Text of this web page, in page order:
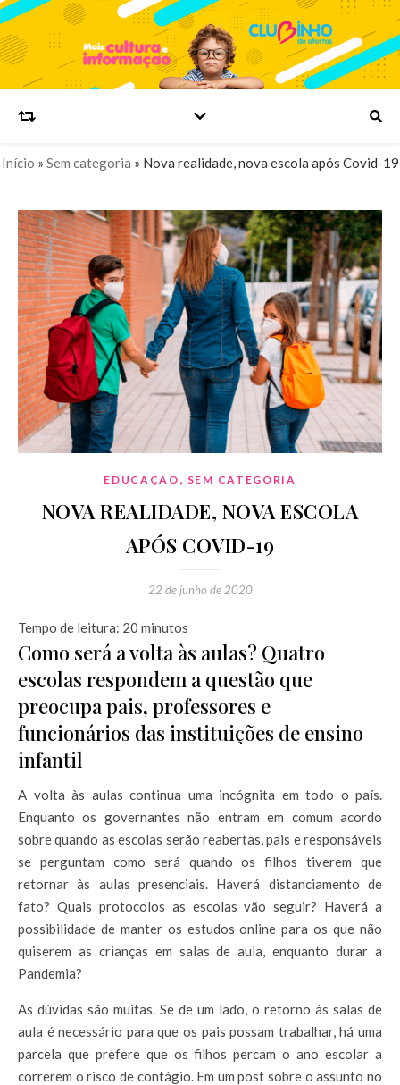
Início » Sem categoria » Nova realidade, nova escola após Covid-19
EDUCAÇÃO , SEM CATEGORIA
NOVA REALIDADE, NOVA ESCOLA
APÓS COVID-19
22 de junho de 2020
Tempo de leitura: 20 minutos
Como será a volta às aulas? Quatro
escolas respondem a questão que
preocupa pais, professores e
funcionários das instituições de ensino
infantil
A volta às aulas continua uma incógnita em todo o país.
Enquanto os governantes não entram em comum acordo
sobre quando as escolas serão reabertas, pais e responsáveis
se perguntam como será quando os filhos tiverem que
retornar às aulas presenciais. Haverá distanciamento de
fato? Quais protocolos as escolas vão seguir? Haverá a
possibilidade de manter os estudos online para os que não
quiserem as crianças em salas de aula, enquanto durar a
Pandemia?
As dúvidas são muitas. Se de um lado, o retorno às salas de
aula é necessário para que os pais possam trabalhar, há uma
parcela que prefere que os filhos percam o ano escolar a
correrem o risco de contágio. Em um post sobre o assunto no